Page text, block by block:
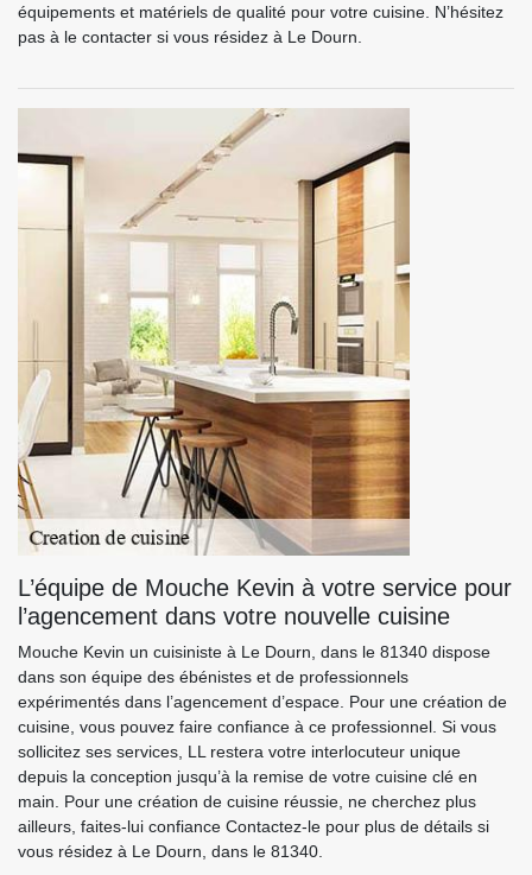
équipements et matériels de qualité pour votre cuisine. N’hésitez
pas à le contacter si vous résidez à Le Dourn.
L’équipe de Mouche Kevin à votre service pour
l’agencement dans votre nouvelle cuisine
Mouche Kevin un cuisiniste à Le Dourn, dans le 81340 dispose
dans son équipe des ébénistes et de professionnels
expérimentés dans l’agencement d’espace. Pour une création de
cuisine, vous pouvez faire confiance à ce professionnel. Si vous
sollicitez ses services, LL restera votre interlocuteur unique
depuis la conception jusqu’à la remise de votre cuisine clé en
main. Pour une création de cuisine réussie, ne cherchez plus
ailleurs, faites-lui confiance Contactez-le pour plus de détails si
vous résidez à Le Dourn, dans le 81340.